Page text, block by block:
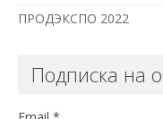
ПРОДЭКСПО 2022
Подписка на